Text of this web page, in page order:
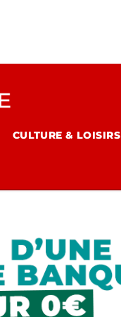
CULTURE & LOISIRS